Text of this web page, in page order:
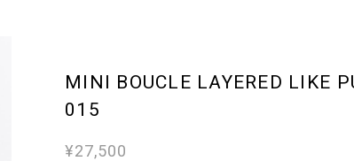
MINI BOUCLE LAYERED LIKE
015
¥27,500